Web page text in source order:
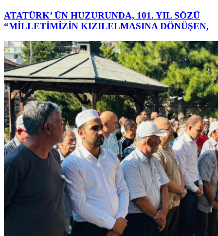
ATATÜRK’ ÜN HUZURUNDA, 101. YIL SÖZÜ
“MİLLETİMİZİN KIZILELMASINA DÖNÜŞEN,